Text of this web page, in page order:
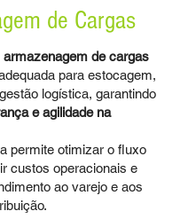
de Cargas
armazenagem de cargas
para estocagem,
logística, garantindo
e agilidade na
permite otimizar o fluxo
custos operacionais e
ao varejo e aos